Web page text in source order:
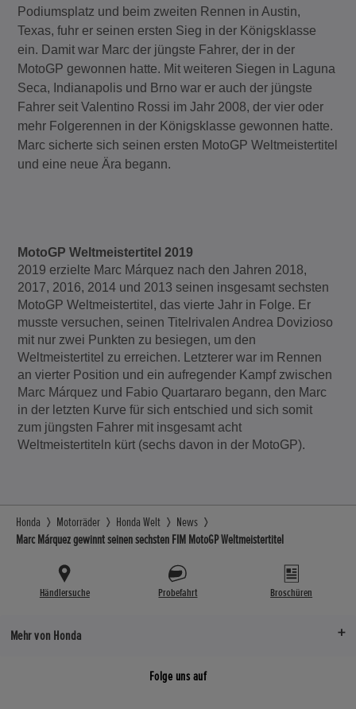
Podiumsplatz und beim zweiten Rennen in Austin,
Texas, fuhr er seinen ersten Sieg in der Königsklasse
ein. Damit war Marc der jüngste Fahrer, der in der
MotoGP gewonnen hatte. Mit weiteren Siegen in Laguna
Seca, Indianapolis und Brno war er auch der jüngste
Fahrer seit Valentino Rossi im Jahr 2008, der vier oder
mehr Folgerennen in der Königsklasse gewonnen hatte.
Marc sicherte sich seinen ersten MotoGP Weltmeistertitel
und eine neue Ära begann.
MotoGP Weltmeistertitel 2019
2019 erzielte Marc Márquez nach den Jahren 2018,
2017, 2016, 2014 und 2013 seinen insgesamt sechsten
MotoGP Weltmeistertitel, das vierte Jahr in Folge. Er
musste versuchen, seinen Titelrivalen Andrea Dovizioso
mit nur zwei Punkten zu besiegen, um den
Weltmeistertitel zu erreichen. Letzterer war im Rennen
an vierter Position und ein aufregender Kampf zwischen
Marc Márquez und Fabio Quartararo begann, den Marc
in der letzten Kurve für sich entschied und sich somit
zum jüngsten Fahrer mit insgesamt acht
Weltmeistertiteln kürt (sechs davon in der MotoGP).
Honda Motorräder Honda Welt
News
Marc Márquez gewinnt seinen sechsten FIM MotoGP Weltmeistertitel
Händlersuche Probefahrt Broschüren
Mehr von Honda
Folge uns auf